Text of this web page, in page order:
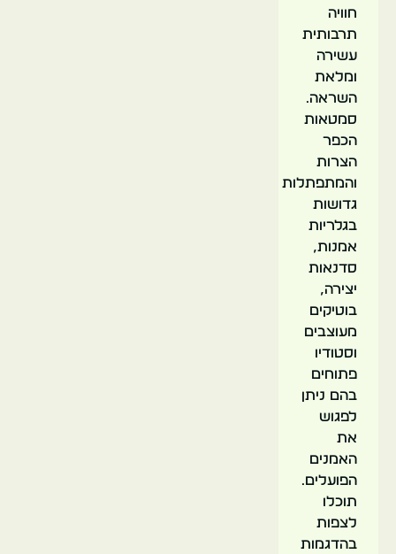
חוויה
תרבותית
עשירה
ומלאת
השראה.
סמטאות
הכפר
הצרות
והמתפתלות
גדושות
בגלריות
אמנות,
סדנאות
יצירה,
בוטיקים
מעוצבים
וסטודיו
פתוחים
בהם ניתן
לפגוש
את
האמנים
הפועלים.
תוכלו
לצפות
בהדגמות